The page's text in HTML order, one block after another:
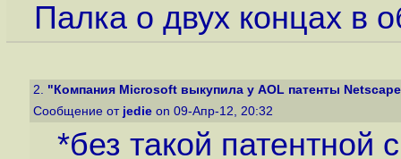
Палка о двух концах в
2. "Компания Microsoft выкупила у AOL патенты
Сообщение от jedie on 09-Апр-12, 20:32
*без такой патентной